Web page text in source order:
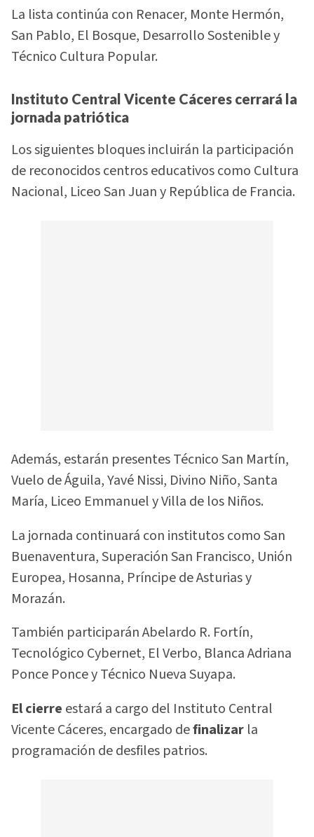
La lista continúa con Renacer, Monte Hermón,
San Pablo, El Bosque, Desarrollo Sostenible y
Técnico Cultura Popular.
Instituto Central Vicente Cáceres cerrará la
jornada patriótica
Los siguientes bloques incluirán la participación
de reconocidos centros educativos como Cultura
Nacional, Liceo San Juan y República de Francia.
Además, estarán presentes Técnico San Martín,
Vuelo de Águila, Yavé Nissi, Divino Niño, Santa
María, Liceo Emmanuel y Villa de los Niños.
La jornada continuará con institutos como San
Buenaventura, Superación San Francisco, Unión
Europea, Hosanna, Príncipe de Asturias y
Morazán.
También participarán Abelardo R. Fortín,
Tecnológico Cybernet, El Verbo, Blanca Adriana
Ponce Ponce y Técnico Nueva Suyapa.
El cierre estará a cargo del Instituto Central
Vicente Cáceres, encargado definalizar la
programación de desfiles patrios.